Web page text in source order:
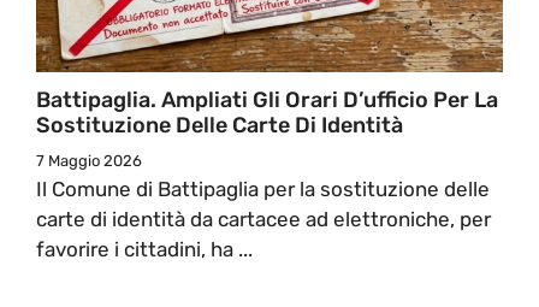
Battipaglia. Ampliati Gli Orari D’ufficio Per La
Sostituzione Delle Carte Di Identità
7 Maggio 2026
Il Comune di Battipaglia per la sostituzione delle
carte di identità da cartacee ad elettroniche, per
favorire i cittadini, ha ...